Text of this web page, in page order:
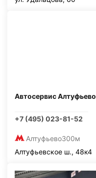
Автосервис Алтуфьево
+7 (495) 023-81-52
Алтуфьево300м
Алтуфьевское ш., 48к4